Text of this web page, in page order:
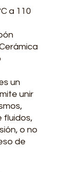
a 110
un
unir
fluidos,
o no
de